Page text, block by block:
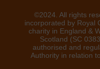
©2024. All rights
incorporated by Royal
charity in England &
Scotland (SC
authorised and
Authority in relation